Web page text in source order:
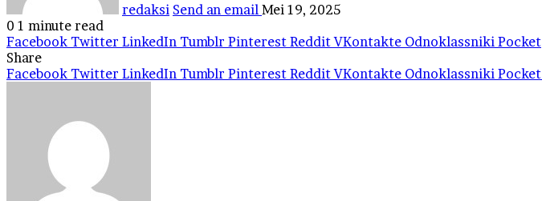
redaksi Send an email Mei 19, 2025
0 1 minute read
Facebook Twitter LinkedIn Tumblr Pinterest Reddit VKontakte Odnoklassniki Pocket
Share
Facebook Twitter LinkedIn Tumblr Pinterest Reddit VKontakte Odnoklassniki Pocket